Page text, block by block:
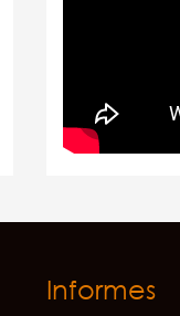
Informes